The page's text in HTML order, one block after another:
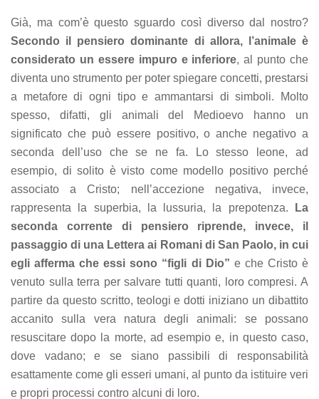
Già, ma com’è questo sguardo così diverso dal nostro?
Secondo il pensiero dominante di allora, l’animale è
considerato un essere impuro e inferiore, al punto che
diventa uno strumento per poter spiegare concetti, prestarsi
a metafore di ogni tipo e ammantarsi di simboli. Molto
spesso, difatti, gli animali del Medioevo hanno un
significato che può essere positivo, o anche negativo a
seconda dell’uso che se ne fa. Lo stesso leone, ad
esempio, di solito è visto come modello positivo perché
associato a Cristo; nell’accezione negativa, invece,
rappresenta la superbia, la lussuria, la prepotenza.
La
seconda corrente di pensiero riprende, invece, il
passaggio di una Lettera ai Romani di San Paolo, in cui
egli afferma che essi sono “figli di Dio” e che Cristo è
venuto sulla terra per salvare tutti quanti, loro compresi. A
partire da questo scritto, teologi e dotti iniziano un dibattito
accanito sulla vera natura degli animali: se possano
resuscitare dopo la morte, ad esempio e, in questo caso,
dove vadano; e se siano passibili di responsabilità
esattamente come gli esseri umani, al punto da istituire veri
e propri processi contro alcuni di loro.